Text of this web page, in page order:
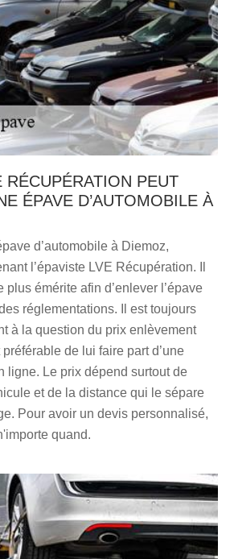
RÉCUPÉRATION PEUT
ÉPAVE D’AUTOMOBILE À
d’automobile à Diemoz,
l’épaviste LVE Récupération. Il
plus émérite afin d’enlever l’épave
réglementations. Il est toujours
à la question du prix enlèvement
de lui faire part d’une
ligne. Le prix dépend surtout de
et de la distance qui le sépare
Pour avoir un devis personnalisé,
quand.